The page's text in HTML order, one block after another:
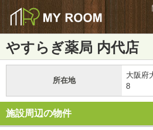
やすらぎ薬局 内代店
所在地
大阪府
8
施設周辺の物件